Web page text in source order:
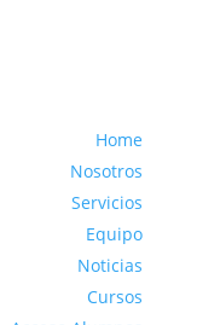
Home
Nosotros
Servicios
Equipo
Noticias
Cursos